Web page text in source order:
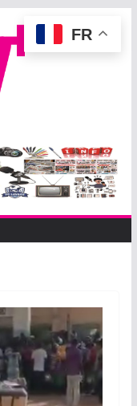
FR